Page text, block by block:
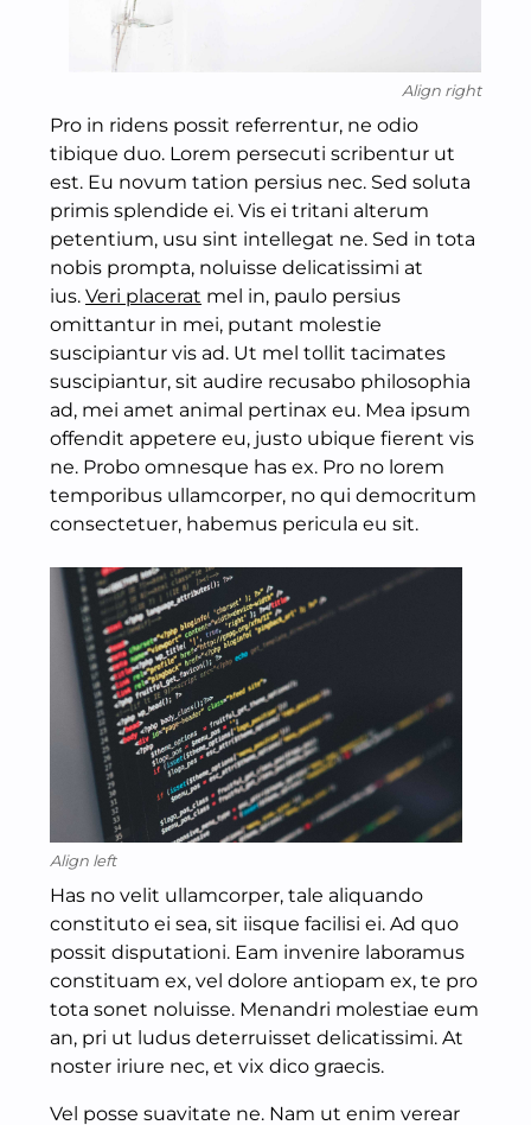
Align right
Pro in ridens possit referrentur, ne odio
tibique duo. Lorem persecuti scribentur ut
est. Eu novum tation persius nec. Sed soluta
primis splendide ei. Vis ei tritani alterum
petentium, usu sint intellegat ne. Sed in tota
nobis prompta, noluisse delicatissimi at
ius. Veri placerat mel in, paulo persius
omittantur in mei, putant molestie
suscipiantur vis ad. Ut mel tollit tacimates
suscipiantur, sit audire recusabo philosophia
ad, mei amet animal pertinax eu. Mea ipsum
offendit appetere eu, justo ubique fierent vis
ne. Probo omnesque has ex. Pro no lorem
temporibus ullamcorper, no qui democritum
consectetuer, habemus pericula eu sit.
Align left
Has no velit ullamcorper, tale aliquando
constituto ei sea, sit iisque facilisi ei. Ad quo
possit disputationi. Eam invenire laboramus
constituam ex, vel dolore antiopam ex, te pro
tota sonet noluisse. Menandri molestiae eum
an, pri ut ludus deterruisset delicatissimi. At
noster iriure nec, et vix dico graecis.
Vel posse suavitate ne. Nam ut enim verear